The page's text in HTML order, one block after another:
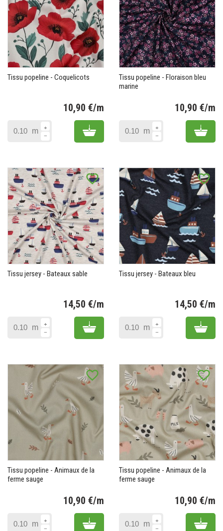
Tissu popeline - Coquelicots
10,90 €/m
m Add to cart
Tissu popeline - Floraison bleu
marine
10,90 €/m
m Add
favorite_border
Tissu jersey - Bateaux sable
14,50 €/m
m Add to cart
favorite_border
Tissu jersey - Bateaux bleu
14,50 €/m
m Add
favorite_border
Tissu popeline - Animaux de la
ferme sauge
10,90 €/m
m Add to cart
favorite_border
Tissu popeline - Animaux de la
ferme sauge
10,90 €/m
m Add